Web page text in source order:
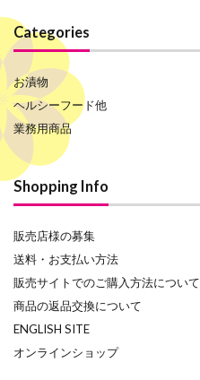
Categories
お漬物
ヘルシーフード他
業務用商品
Shopping Info
販売店様の募集
送料・お支払い方法
販売サイトでのご購入方法について
商品の返品交換について
ENGLISH SITE
オンラインショップ